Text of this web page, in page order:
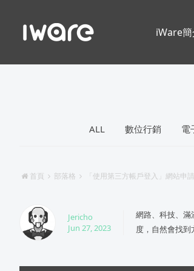
ALL 數位行銷 電
首頁 部落格 「使用第三方帳戶登入」網站申
Jericho
Jun 27, 2023
網路、科技、滿
度，自然會找到